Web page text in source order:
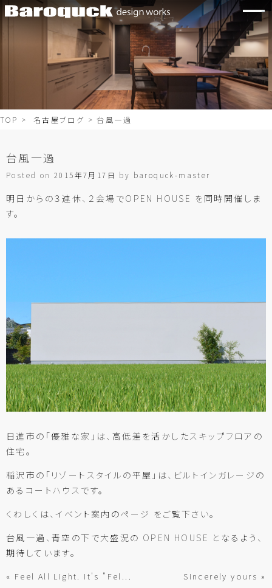
TOP > 名古屋ブログ > 台風一過
台風一過
Posted on2015年7月17日 by baroquck-master
明日からの３連休、２会場でOPEN HOUSE を同時開催しま
す。
日進市の「優雅な家」は、高低差を活かしたスキップフロアの
住宅。
稲沢市の「リゾートスタイルの平屋」は、ビルトインガレージの
あるコートハウスです。
くわしくは、イベント案内のページ をご覧下さい。
台風一過、青空の下で大盛況の OPEN HOUSE となるよう、
期待しています。
« Feel All Light. It's "Fel... Sincerely yours »